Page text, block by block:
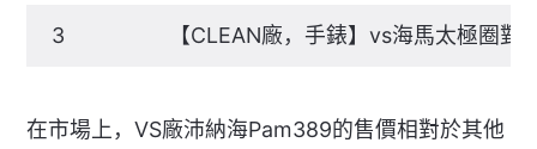
3 【CLEAN廠，手錶】vs海馬太極圈
在市場上，VS廠沛納海Pam389的售價相對於其他